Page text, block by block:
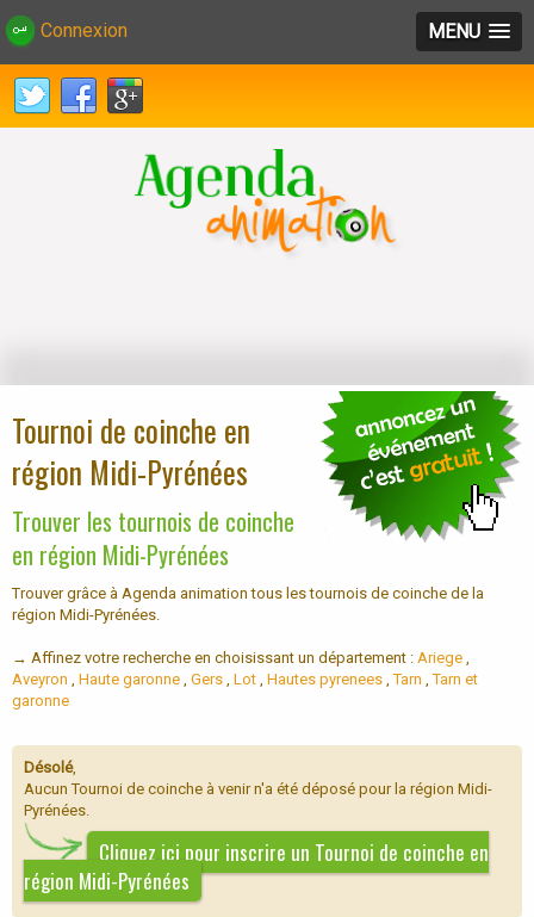
Connexion MENU
Tournoi de coinche en
région Midi-Pyrénées
Trouver les tournois de coinche
en région Midi-Pyrénées
Trouver grâce à Agenda animation tous les tournois de coinche de la
région Midi-Pyrénées.
→ Affinez votre recherche en choisissant un département : Ariege
Aveyron
Haute garonne Gers Lot Hautes pyrenees ,Tarn ,Tarn et
garonne
Désolé,
Aucun Tournoi de coinche à venir n'a été déposé pour la région Midi-
Pyrénées.
Cliquez ici pour inscrire un Tournoi de coinche en
région Midi-Pyrénées